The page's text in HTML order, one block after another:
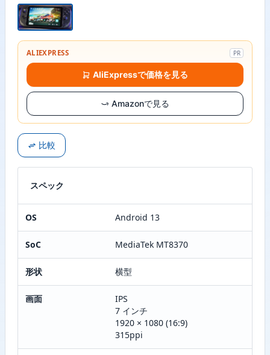
ALIEXPRESS PR
AliExpressで価格を見る
Amazonで見る
比較
スペック
OS Android 13
SoC MediaTek MT8370
形状 横型
画面
IPS
7 インチ
1920 × 1080 (16:9)
315ppi